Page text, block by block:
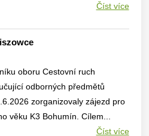
Číst více
oboru Cestovní ruch
odborných předmětů
zorganizovaly zájezd pro
věku K3 Bohumín. Cílem...
Číst více